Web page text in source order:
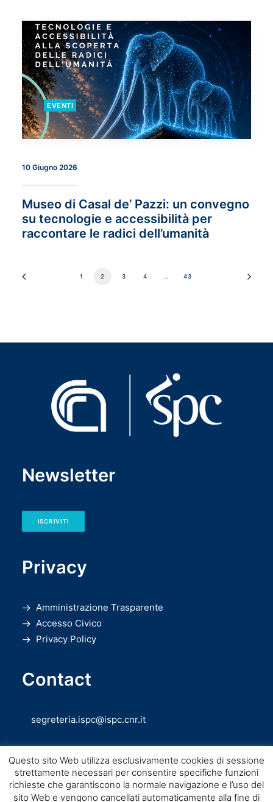
EVENTI
10 Giugno 2026
Museo di Casal de’ Pazzi: un convegno
su tecnologie e accessibilità per
raccontare le radici dell’umanità
1 2 3 4 … 43
Newsletter
ISCRIVITI
Privacy
Amministrazione Trasparente
Accesso Civico
Privacy Policy
Contact
segreteria.ispc@ispc.cnr.it
Questo sito Web utilizza esclusivamente cookies di sessione
strettamente necessari per consentire specifiche funzioni
richieste che garantiscono la normale navigazione e l’uso del
sito Web e vengono cancellati automaticamente alla fine di